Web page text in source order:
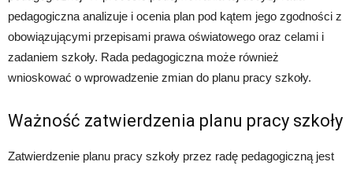
pedagogiczna analizuje i ocenia plan pod kątem jego zgodności z
obowiązującymi przepisami prawa oświatowego oraz celami i
zadaniem szkoły. Rada pedagogiczna może również
wnioskować o wprowadzenie zmian do planu pracy szkoły.
Ważność zatwierdzenia planu pracy szkoły
Zatwierdzenie planu pracy szkoły przez radę pedagogiczną jest